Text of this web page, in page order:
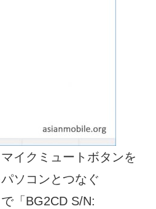
イクミュートボタンを
ソコンとつなぐ
「BG2CD S/N: